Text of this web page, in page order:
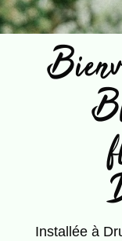
Installée à